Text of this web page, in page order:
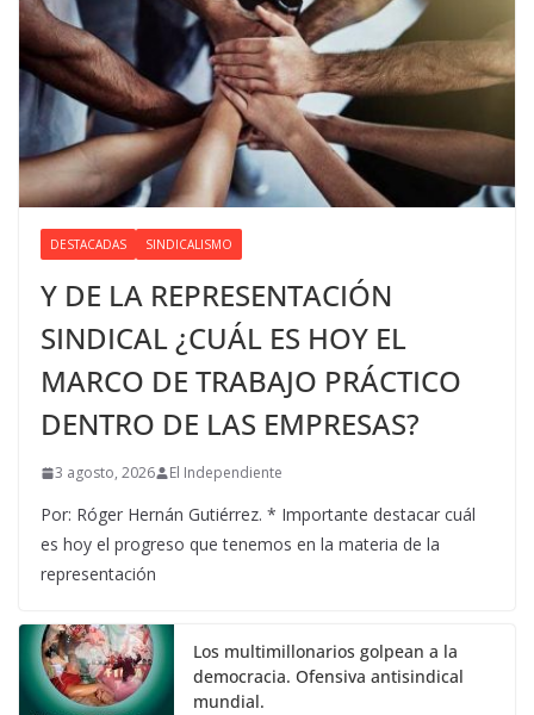
DESTACADAS SINDICALISMO
Y DE LA REPRESENTACIÓN
SINDICAL ¿CUÁL ES HOY EL
MARCO DE TRABAJO PRÁCTICO
DENTRO DE LAS EMPRESAS?
3 agosto, 2026 El Independiente
Por: Róger Hernán Gutiérrez. * Importante destacar cuál
es hoy el progreso que tenemos en la materia de la
representación
Los multimillonarios golpean a la
democracia. Ofensiva antisindical
mundial.